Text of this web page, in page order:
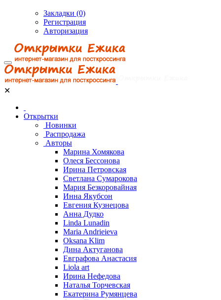
Закладки (0)
Регистрация
Авторизация
✕
Открытки
Новинки
Распродажа
Авторы
Марина Хомякова
Олеся Бессонова
Ирина Петровская
Светлана Сумарокова
Мария Безкоровайная
Инна Якубсон
Евгения Кузнецова
Анна Дудко
Linda Lunadin
Maria Andrieieva
Oksana Klim
Дина Актуганова
Евграфова Анастасия
Liola art
Ирина Нефедова
Наталья Торчевская
Екатерина Румянцева